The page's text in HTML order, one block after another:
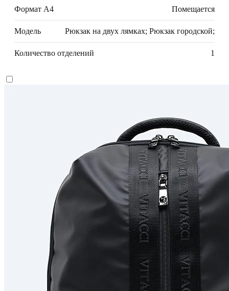
Формат А4 Помещается
Модель Рюкзак на двух лямках; Рюкзак городской;
Количество отделений 1